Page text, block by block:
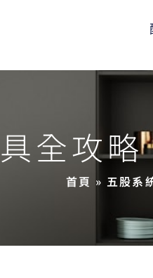
全攻
首頁 »五股系